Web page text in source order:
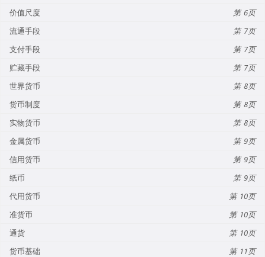
价值尺度
6
流通手段
7
支付手段
7
贮藏手段
7
世界货币
8
货币制度
8
实物货币
8
金属货币
9
信用货币
9
纸币
9
代用货币
10
准货币
10
通货
10
货币基础
11